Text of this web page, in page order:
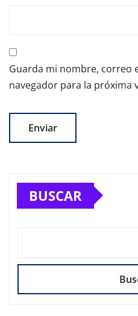
Guarda mi nombre, correo
navegador para la próxima
BUSCAR